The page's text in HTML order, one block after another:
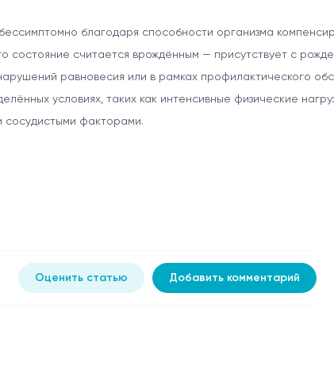
благодаря способности организма
считается врождённым — присутствует с
равновесия или в рамках профилактического
условиях, таких как интенсивные физические
сосудистыми факторами.
Оценить статью Добавить комментарий